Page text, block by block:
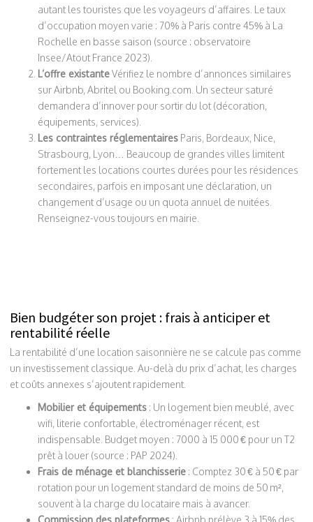
autant les touristes que les voyageurs d’affaires. Le taux
d’occupation moyen varie : 70% à Paris contre 45% à La
Rochelle en basse saison (source : observatoire
Insee/Atout France 2023).
L’offre existanteVérifiez le nombre d’annonces similaires
sur Airbnb, Abritel ou Booking.com. Un secteur saturé
demandera d’innover pour sortir du lot (décoration,
équipements, services).
Les contraintes réglementaires Paris, Bordeaux, Nice,
Strasbourg, Lyon… Beaucoup de grandes villes limitent
fortement les locations courtes durées pour les résidences
secondaires, parfois en imposant une déclaration, un
changement d’usage ou un quota annuel de nuitées.
Renseignez-vous toujours en mairie.
Bien budgéter son projet : frais à anticiper et
rentabilité réelle
La rentabilité d’une location saisonnière ne se calcule pas comme
un investissement classique. Au-delà du prix d’achat, les charges
et coûts annexes s’ajoutent rapidement.
Mobilier et équipements : Un logement bien meublé, avec
wifi, literie confortable, électroménager récent, est
indispensable. Budget moyen : 7000 à 15 000 € pour un T2
prêt à louer (source : PAP 2024).
Frais de ménage et blanchisserie : Comptez 30 € à 50 € par
rotation pour un logement standard de moins de 50 m²,
souvent à la charge du locataire mais à avancer.
Commission des plateformes : Airbnb prélève 3 à 15% des